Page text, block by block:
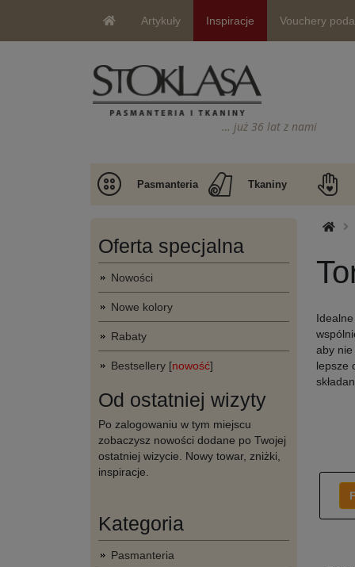
Artykuły Inspiracje Vouchery
… już 36 lat z nami
Pasmanteria Tkaniny
Oferta specjalna
Nowości
Nowe kolory
Rabaty
Bestsellery [nowość]
Od ostatniej wizyty
Po zalogowaniu w tym miejscu
zobaczysz nowości dodane po Twojej
ostatniej wizycie. Nowy towar, zniżki,
inspiracje.
Kategoria
Pasmanteria
aby
lepsze